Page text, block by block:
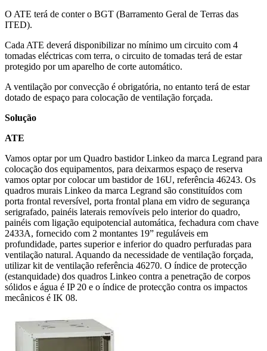
O ATE terá de conter o BGT (Barramento Geral de Terras das
ITED).
Cada ATE deverá disponibilizar no mínimo um circuito com 4
tomadas eléctricas com terra, o circuito de tomadas terá de estar
protegido por um aparelho de corte automático.
A ventilação por convecção é obrigatória, no entanto terá de estar
dotado de espaço para colocação de ventilação forçada.
Solução
ATE
Vamos optar por um Quadro bastidor Linkeo da marca Legrand para
colocação dos equipamentos, para deixarmos espaço de reserva
vamos optar por colocar um bastidor de 16U, referência 46243. Os
quadros murais Linkeo da marca Legrand são constituídos com
porta frontal reversível, porta frontal plana em vidro de segurança
serigrafado, painéis laterais removíveis pelo interior do quadro,
painéis com ligação equipotencial automática, fechadura com chave
2433A, fornecido com 2 montantes 19” reguláveis em
profundidade, partes superior e inferior do quadro perfuradas para
ventilação natural. Aquando da necessidade de ventilação forçada,
utilizar kit de ventilação referência 46270. O índice de protecção
(estanquidade) dos quadros Linkeo contra a penetração de corpos
sólidos e água é IP 20 e o índice de protecção contra os impactos
mecânicos é IK 08.